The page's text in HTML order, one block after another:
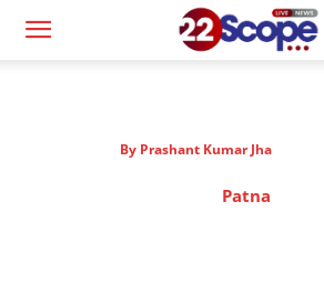
By Prashant Kumar Jha
Patna